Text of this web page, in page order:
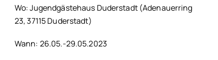
Wo: Jugendgästehaus Duderstadt (Adenauerring
23, 37115 Duderstadt)
Wann: 26.05.-29.05.2023